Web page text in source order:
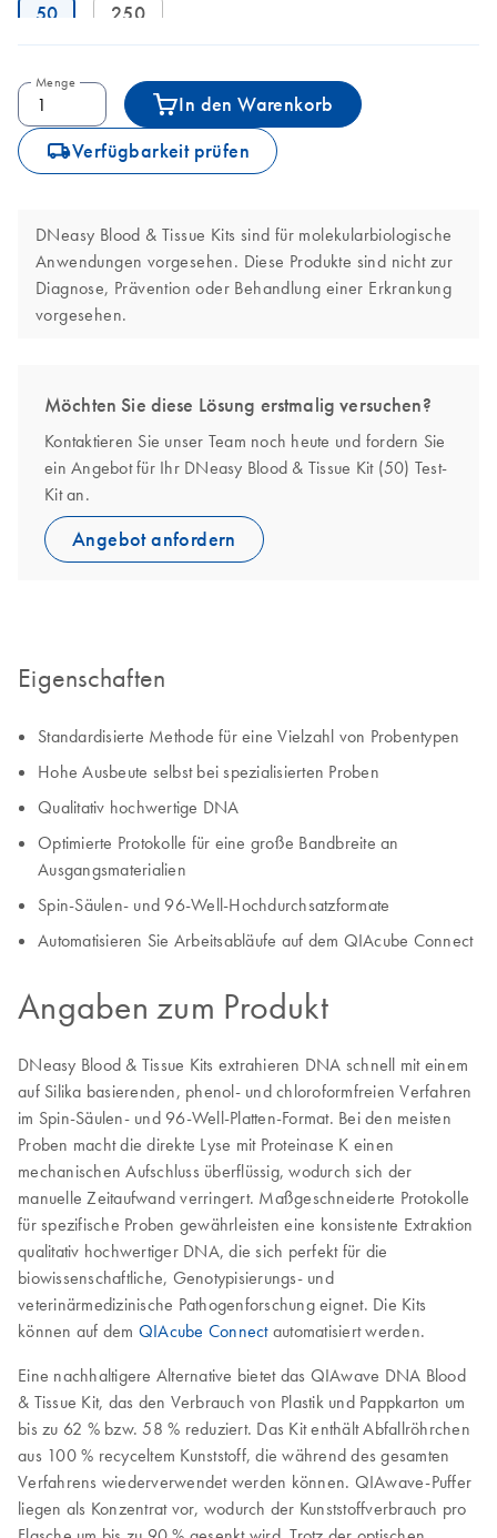
50 250
Menge
In den Warenkorb
icon_0062_deliver-s Verfügbarkeit prüfen
DNeasy Blood & Tissue Kits sind für molekularbiologische
Anwendungen vorgesehen. Diese Produkte sind nicht zur
Diagnose, Prävention oder Behandlung einer Erkrankung
vorgesehen.
Möchten Sie diese Lösung erstmalig versuchen?
Kontaktieren Sie unser Team noch heute und fordern Sie
ein Angebot für Ihr DNeasy Blood & Tissue Kit (50) Test-
Kit an.
Angebot anfordern
Eigenschaften
Standardisierte Methode für eine Vielzahl von Probentypen
Hohe Ausbeute selbst bei spezialisierten Proben
Qualitativ hochwertige DNA
Optimierte Protokolle für eine große Bandbreite an
Ausgangsmaterialien
Spin-Säulen- und 96-Well-Hochdurchsatzformate
Automatisieren Sie Arbeitsabläufe auf dem QIAcube Connect
Angaben zum Produkt
DNeasy Blood & Tissue Kits extrahieren DNA schnell mit einem
auf Silika basierenden, phenol- und chloroformfreien Verfahren
im Spin-Säulen- und 96-Well-Platten-Format. Bei den meisten
Proben macht die direkte Lyse mit Proteinase K einen
mechanischen Aufschluss überflüssig, wodurch sich der
manuelle Zeitaufwand verringert. Maßgeschneiderte Protokolle
für spezifische Proben gewährleisten eine konsistente Extraktion
qualitativ hochwertiger DNA, die sich perfekt für die
biowissenschaftliche, Genotypisierungs- und
veterinärmedizinische Pathogenforschung eignet. Die Kits
können auf dem QIAcube Connectautomatisiert werden.
Eine nachhaltigere Alternative bietet das QIAwave DNA Blood
& Tissue Kit, das den Verbrauch von Plastik und Pappkarton um
bis zu 62 % bzw. 58 % reduziert. Das Kit enthält Abfallröhrchen
aus 100 % recyceltem Kunststoff, die während des gesamten
Verfahrens wiederverwendet werden können. QIAwave-Puffer
liegen als Konzentrat vor, wodurch der Kunststoffverbrauch pro